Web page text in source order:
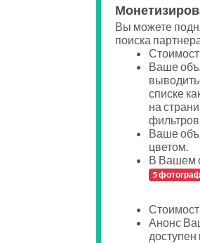
Вы можете
поиска
Ваше
списке
на
Ваше
цветом.
В Вашем
5
Анонс
доступен